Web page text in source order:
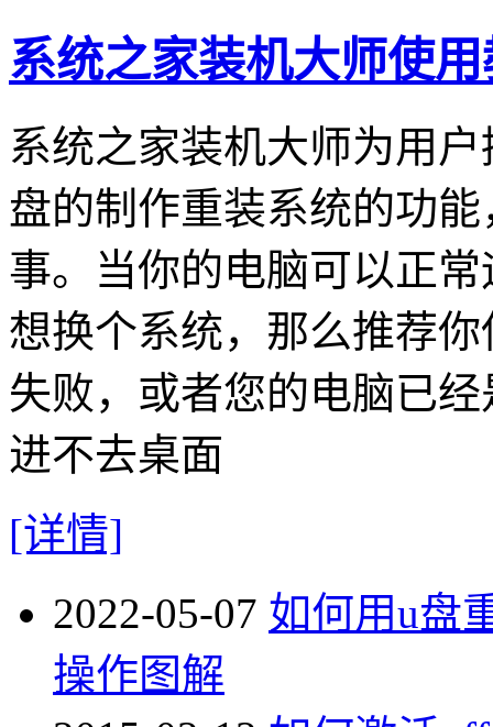
系统之家装机大师使
系统之家装机大师为用
盘的制作重装系统的功
事。当你的电脑可以正
想换个系统，那么推荐
失败，或者您的电脑已
进不去桌面
[详情]
2022-05-07 如何用u盘
操作图解